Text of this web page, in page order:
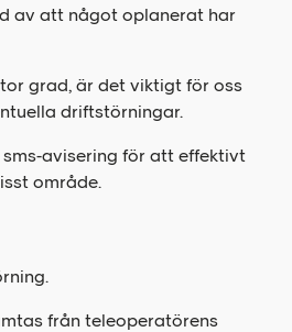
av att något oplanerat har
grad, är det viktigt för oss
driftstörningar.
avisering för att effektivt
område.
från teleoperatörens